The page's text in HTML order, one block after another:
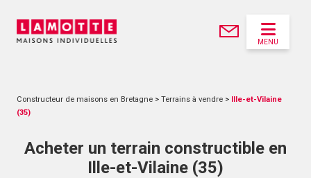
MENU
Constructeur de maisons en Bretagne > Terrains à vendre > Ille-et-Vilaine
(35)
Acheter un terrain constructible en
Ille-et-Vilaine (35)